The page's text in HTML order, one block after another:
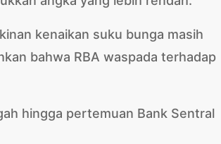
kenaikan suku bunga masih
bahwa RBA waspada terhadap
hingga pertemuan Bank Sentral